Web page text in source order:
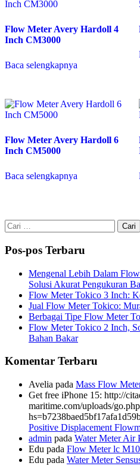
Flow Meter Avery Hardoll 4
Inch CM3000
Baca selengkapnya
Flow Meter Avery Hardoll 6
Inch CM5000
Baca selengkapnya
Cari
untuk:
Pos-pos Terbaru
Mengenal Lebih Dalam
Solusi Akurat Pengukuran
Flow Meter Tokico 3 Inch:
Jual Flow Meter Tokico:
Berbagai Tipe Flow Meter
Flow Meter Tokico 2 Inch,
Bahan Bakar
Komentar Terbaru
Avelia pada Mass Flow
Get free iPhone 15: http://
maritime.com/uploads/go.php
Positive Displacement
admin pada Water Meter Air
Edu pada Flow Meter lc
Edu pada Water Meter